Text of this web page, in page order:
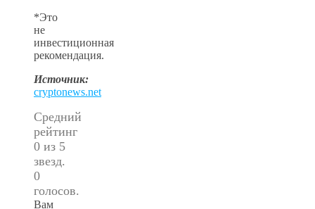
*Это
не
инвестиционная
рекомендация.
Источник:
cryptonews.net
Средний
рейтинг
0 из 5
звезд.
0
голосов.
Вам